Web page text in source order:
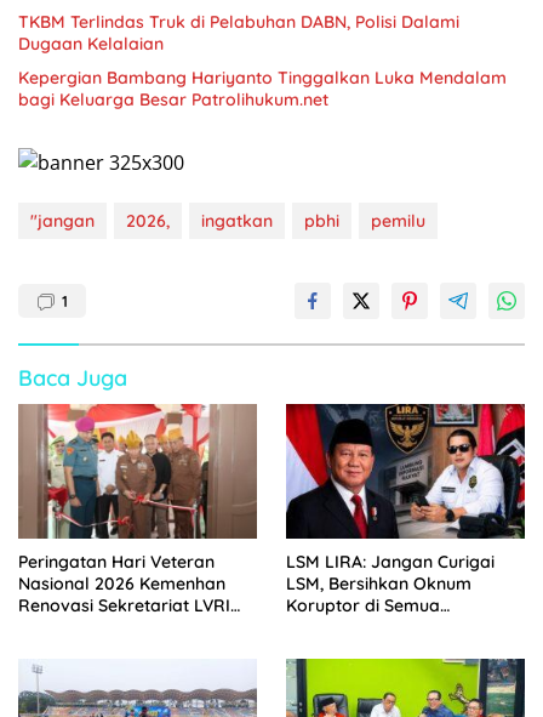
TKBM Terlindas Truk di Pelabuhan DABN, Polisi Dalami
Dugaan Kelalaian
Kepergian Bambang Hariyanto Tinggalkan Luka Mendalam
bagi Keluarga Besar Patrolihukum.net
"jangan 2026, ingatkan pbhi pemilu
1
Baca Juga
Peringatan Hari Veteran
Nasional 2026 Kemenhan
Renovasi Sekretariat LVRI
LSM LIRA: Jangan Curigai
LSM, Bersihkan Oknum
Koruptor di Semua